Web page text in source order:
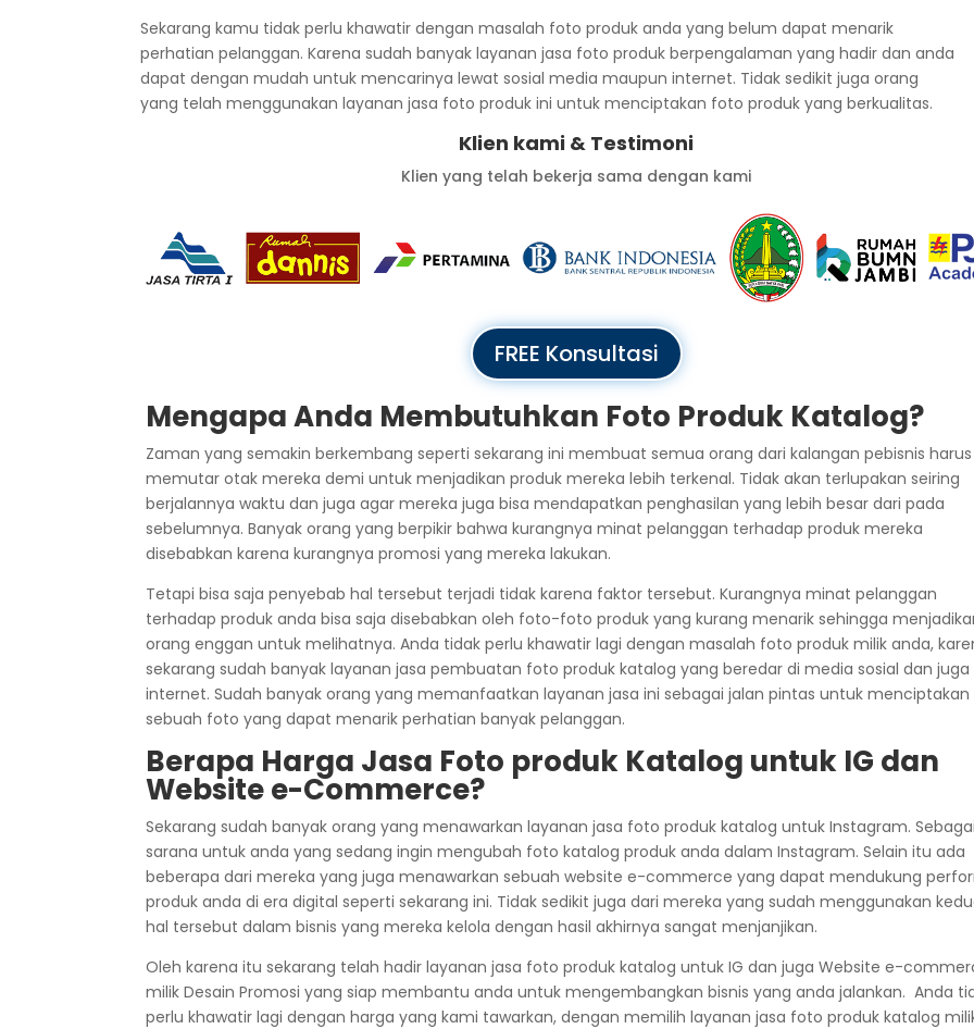
Sekarang kamu tidak perlu khawatir dengan masalah foto produk anda yang belum dapat menarik
perhatian pelanggan. Karena sudah banyak layanan jasa foto produk berpengalaman yang hadir dan anda
dapat dengan mudah untuk mencarinya lewat sosial media maupun internet. Tidak sedikit juga orang
yang telah menggunakan layanan jasa foto produk ini untuk menciptakan foto produk yang berkualitas.
Klien kami & Testimoni
Klien yang telah bekerja sama dengan kami
FREE Konsultasi
Mengapa Anda Membutuhkan Foto Produk Katalog?
Zaman yang semakin berkembang seperti sekarang ini membuat semua orang dari kalangan pebisnis harus
memutar otak mereka demi untuk menjadikan produk mereka lebih terkenal. Tidak akan terlupakan seiring
berjalannya waktu dan juga agar mereka juga bisa mendapatkan penghasilan yang lebih besar dari pada
sebelumnya. Banyak orang yang berpikir bahwa kurangnya minat pelanggan terhadap produk mereka
disebabkan karena kurangnya promosi yang mereka lakukan.
Tetapi bisa saja penyebab hal tersebut terjadi tidak karena faktor tersebut. Kurangnya minat pelanggan
terhadap produk anda bisa saja disebabkan oleh foto-foto produk yang kurang menarik sehingga
orang enggan untuk melihatnya. Anda tidak perlu khawatir lagi dengan masalah foto produk milik anda,
sekarang sudah banyak layanan jasa pembuatan foto produk katalog yang beredar di media sosial dan juga
internet. Sudah banyak orang yang memanfaatkan layanan jasa ini sebagai jalan pintas untuk menciptakan
sebuah foto yang dapat menarik perhatian banyak pelanggan.
Berapa Harga Jasa Foto produk Katalog untuk IG dan
Website e-Commerce?
Sekarang sudah banyak orang yang menawarkan layanan jasa foto produk katalog untuk Instagram. Sebagai
sarana untuk anda yang sedang ingin mengubah foto katalog produk anda dalam Instagram. Selain itu ada
beberapa dari mereka yang juga menawarkan sebuah website e-commerce yang dapat mendukung
produk anda di era digital seperti sekarang ini. Tidak sedikit juga dari mereka yang sudah menggunakan
hal tersebut dalam bisnis yang mereka kelola dengan hasil akhirnya sangat menjanjikan.
Oleh karena itu sekarang telah hadir layanan jasa foto produk katalog untuk IG dan juga Website e-
milik Desain Promosi yang siap membantu anda untuk mengembangkan bisnis yang anda jalankan. Anda
perlu khawatir lagi dengan harga yang kami tawarkan, dengan memilih layanan jasa foto produk katalog